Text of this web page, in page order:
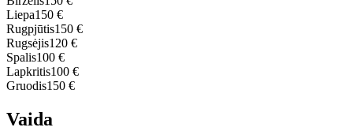
Liepa150 €
Rugpjūtis150 €
Rugsėjis120 €
Spalis100 €
Lapkritis100 €
Gruodis150 €
Vaida